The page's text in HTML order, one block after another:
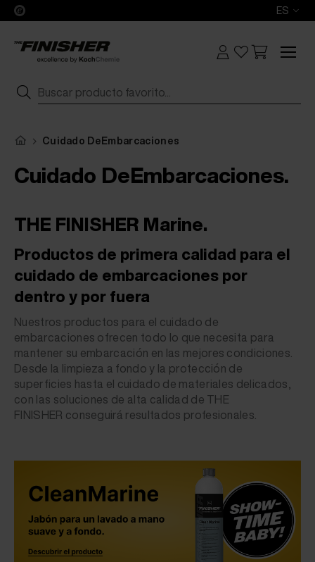
ES
Cuidado DeEmbarcaciones
Cuidado DeEmbarcaciones.
THE FINISHER Marine.
Productos de primera calidad para el
cuidado de embarcaciones por
dentro y por fuera
Nuestros productos para el cuidado de
embarcaciones ofrecen todo lo que necesita para
mantener su embarcación en las mejores condiciones.
Desde la limpieza a fondo y la protección de
superficies hasta el cuidado de materiales delicados,
con las soluciones de alta calidad de THE
FINISHER conseguirá resultados profesionales.